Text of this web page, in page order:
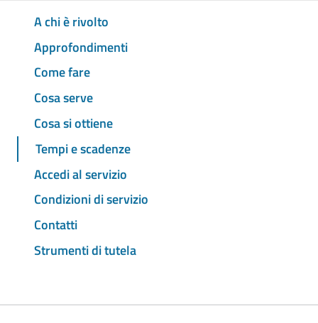
A chi è rivolto
Approfondimenti
Come fare
Cosa serve
Cosa si ottiene
Tempi e scadenze
Accedi al servizio
Condizioni di servizio
Contatti
Strumenti di tutela